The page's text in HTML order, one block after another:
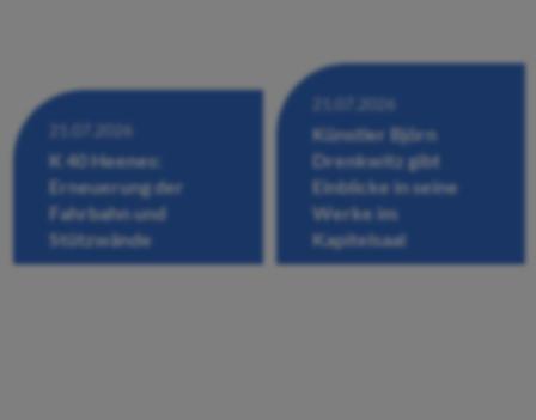
21.07.2026
K 40 Heenes:
Erneuerung der
Fahrbahn und
Stützwände
21.07.2026
Künstler Björn
Drenkwitz gibt
Einblicke in seine
Werke im
Kapitelsaal